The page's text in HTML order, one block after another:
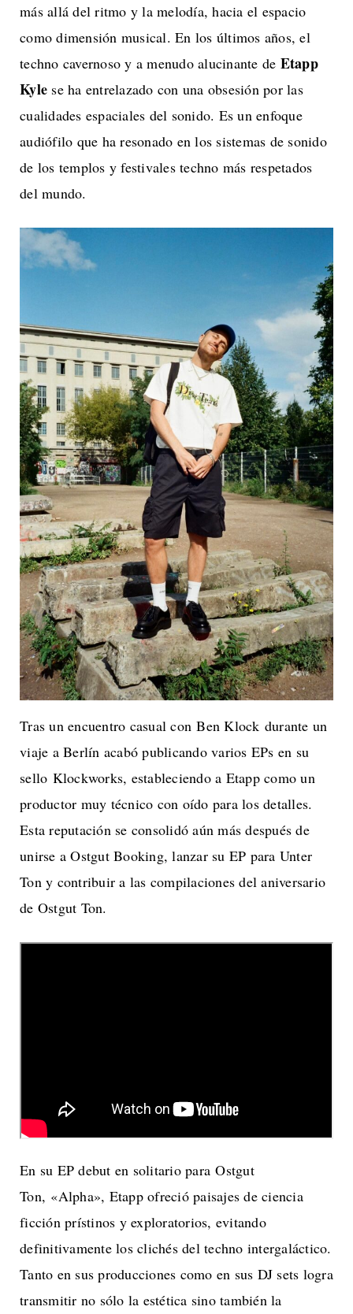
más allá del ritmo y la melodía, hacia el espacio
como dimensión musical. En los últimos años, el
techno cavernoso y a menudo alucinante de Etapp
Kyle se ha entrelazado con una obsesión por las
cualidades espaciales del sonido. Es un enfoque
audiófilo que ha resonado en los sistemas de sonido
de los templos y festivales techno más respetados
del mundo.
Tras un encuentro casual con Ben Klock durante un
viaje a Berlín acabó publicando varios EPs en su
sello Klockworks, estableciendo a Etapp como un
productor muy técnico con oído para los detalles.
Esta reputación se consolidó aún más después de
unirse a Ostgut Booking, lanzar su EP para Unter
Ton y contribuir a las compilaciones del aniversario
de Ostgut Ton.
En su EP debut en solitario para Ostgut
Ton, «Alpha», Etapp ofreció paisajes de ciencia
ficción prístinos y exploratorios, evitando
definitivamente los clichés del techno intergaláctico.
Tanto en sus producciones como en sus DJ sets logra
transmitir no sólo la estética sino también la